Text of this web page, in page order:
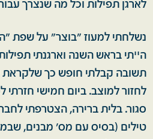
לארגן תפילות וכל מה שנצרך
נשלחתי למעוז "בוצר" על שפת
הײתי בראש השנה וארגנתי
תשובה קבלתי חופש כך שלקראת
לחזור למוצב. ביום חמישי חזרתי
סגור. בלית ברירה, הצטרפתי
טילים (בסיס עם מס' מבנים,